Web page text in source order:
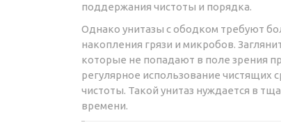
поддержания чистоты и порядка.
Однако унитазы с ободком требуют
накопления грязи и микробов.
которые не попадают в поле зрения
регулярное использование
чистоты. Такой унитаз нуждается в
времени.